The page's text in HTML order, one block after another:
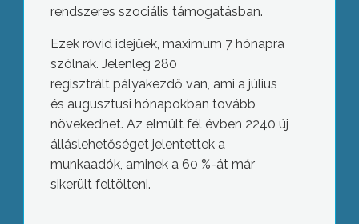
rendszeres szociális támogatásban.
Ezek rövid idejűek, maximum 7 hónapra
szólnak. Jelenleg 280
regisztrált pályakezdő van, ami a július
és augusztusi hónapokban tovább
növekedhet. Az elmúlt fél évben 2240 új
álláslehetőséget jelentettek a
munkaadók, aminek a 60 %-át már
sikerült feltölteni.